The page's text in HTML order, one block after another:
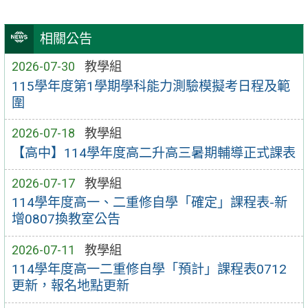
相關公告
2026-07-30 教學組
115學年度第1學期學科能力測驗模擬考日程及範
圍
2026-07-18 教學組
【高中】114學年度高二升高三暑期輔導正式課表
2026-07-17 教學組
114學年度高一、二重修自學「確定」課程表-新
增0807換教室公告
2026-07-11 教學組
114學年度高一二重修自學「預計」課程表0712
更新，報名地點更新